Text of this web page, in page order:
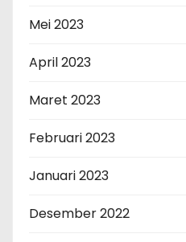
Mei 2023
April 2023
Maret 2023
Februari 2023
Januari 2023
Desember 2022